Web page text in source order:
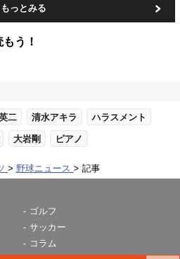
もっとみる
う！
二 清水アキラ ハラスメント
大岩剛 ピアノ
野球ニュース 記事
ゴルフ
サッカー
コラム